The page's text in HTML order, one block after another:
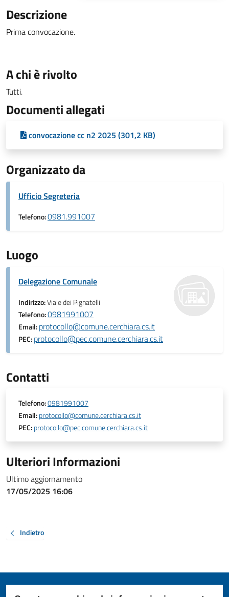
Descrizione
Prima convocazione.
A chi è rivolto
Tutti.
Documenti allegati
convocazione cc n2 2025 (301,2 KB)
Organizzato da
Ufficio Segreteria
Telefono:0981.991007
Luogo
Delegazione Comunale
Indirizzo:Viale dei Pignatelli
Telefono:0981991007
Email:protocollo@comune.cerchiara.cs.it
PEC:protocollo@pec.comune.cerchiara.cs.it
Contatti
Telefono:0981991007
Email:protocollo@comune.cerchiara.cs.it
PEC:protocollo@pec.comune.cerchiara.cs.it
Ulteriori Informazioni
Ultimo aggiornamento
17/05/2025 16:06
Indietro